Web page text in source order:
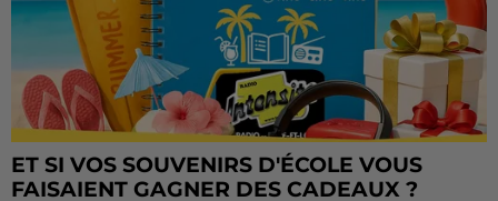
ET SI VOS SOUVENIRS D'ÉCOLE VOUS
FAISAIENT GAGNER DES CADEAUX ?